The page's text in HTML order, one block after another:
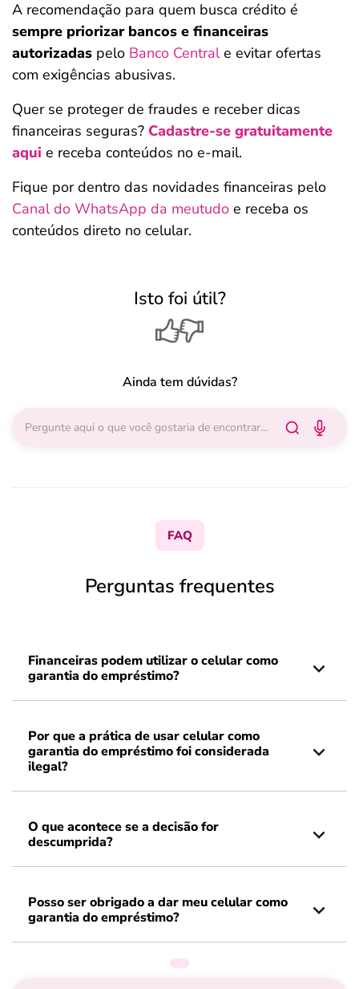
A recomendação para quem busca crédito é
sempre priorizar bancos e financeiras
autorizadas pelo Banco Centrale evitar ofertas
com exigências abusivas.
Quer se proteger de fraudes e receber dicas
financeiras seguras? Cadastre-se gratuitamente
aqui e receba conteúdos no e-mail.
Fique por dentro das novidades financeiras pelo
Canal do WhatsApp da meutudo e receba os
conteúdos direto no celular.
Isto foi útil?
Ainda tem dúvidas?
FAQ
Perguntas frequentes
Financeiras podem utilizar o celular como
garantia do empréstimo?
Por que a prática de usar celular como
garantia do empréstimo foi considerada
ilegal?
O que acontece se a decisão for
descumprida?
Posso ser obrigado a dar meu celular como
garantia do empréstimo?